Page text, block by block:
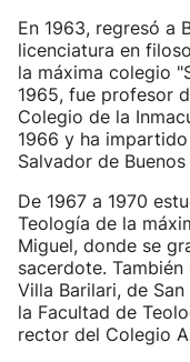
En 1963, regresó a
licenciatura en
la máxima colegio
1965, fue profesor
Colegio de la
1966 y ha
Salvador de Buenos
De 1967 a 1970
Teología de la
Miguel, donde se
sacerdote.
Villa Barilari, de
la Facultad de
rector del Colegio